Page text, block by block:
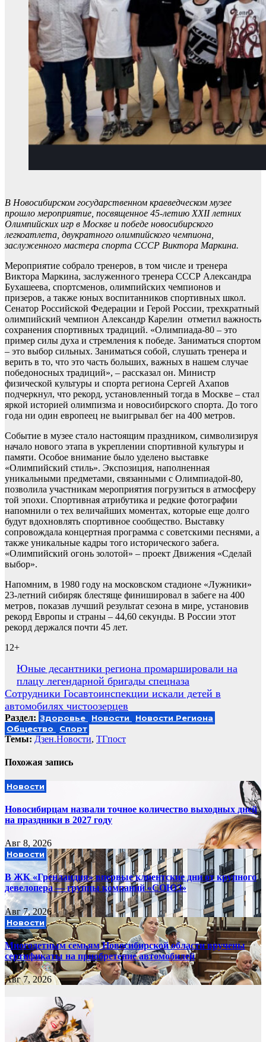
В Новосибирском государственном краеведческом музее
прошло мероприятие, посвященное 45-летию XXII летних
Олимпийских игр в Москве и победе новосибирского
легкоатлета, двукратного олимпийского чемпиона,
заслуженного мастера спорта СССР Виктора Маркина.
Мероприятие собрало тренеров, в том числе и тренера
Виктора Маркина, заслуженного тренера СССР Александра
Бухашеева, спортсменов, олимпийских чемпионов и
призеров, а также юных воспитанников спортивных школ.
Сенатор Российской Федерации и Герой России, трехкратный
олимпийский чемпион Александр Карелин отметил важность
сохранения спортивных традиций. «Олимпиада-80 – это
пример силы духа и стремления к победе. Заниматься спортом
– это выбор сильных. Заниматься собой, слушать тренера и
верить в то, что это часть больших, важных в нашем случае
победоносных традиций», – рассказал он. Министр
физической культуры и спорта региона Сергей Ахапов
подчеркнул, что рекорд, установленный тогда в Москве – стал
яркой историей олимпизма и новосибирского спорта. До того
года ни один европеец не выигрывал бег на 400 метров.
Событие в музее стало настоящим праздником, символизируя
начало нового этапа в укреплении спортивной культуры и
памяти. Особое внимание было уделено выставке
«Олимпийский стиль». Экспозиция, наполненная
уникальными предметами, связанными с Олимпиадой-80,
позволила участникам мероприятия погрузиться в атмосферу
той эпохи. Спортивная атрибутика и редкие фотографии
напомнили о тех величайших моментах, которые еще долго
будут вдохновлять спортивное сообщество. Выставку
сопровождала концертная программа с советскими песнями, а
также уникальные кадры того исторического забега.
«Олимпийский огонь золотой» – проект Движения «Сделай
выбор».
Напомним, в 1980 году на московском стадионе «Лужники»
23-летний сибиряк блестяще финишировал в забеге на 400
метров, показав лучший результат сезона в мире, установив
рекорд Европы и страны – 44,60 секунды. В России этот
рекорд держался почти 45 лет.
12+
Навигация
по
записям
Юные десантники региона промаршировали на
плацу легендарной бригады спецназа
Сотрудники Госавтоинспекции искали детей в
автомобилях чистоозерцев
Раздел: Здоровье Новости
Новости Региона
Общество
Спорт
Темы: Дзен.Новости, ТГпост
Похожая запись
Новости
Новосибирцам назвали точное количество выходных дней
на праздники в 2027 году
Авг 8, 2026
Новости
В ЖК «Гренландия» впервые клиентские дни от крупного
девелопера — группы компаний «СОЮЗ»
Авг 7, 2026
Новости
Многодетным семьям Новосибирской области вручены
сертификаты на приобретение автомобилей
Авг 7, 2026